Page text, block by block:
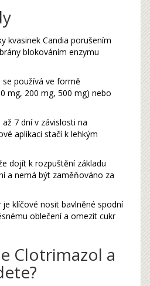
kvasinek Candia porušením
blokováním enzymu
se používá ve formě
mg, 200 mg, 500 mg) nebo
7 dní v závislosti na
aplikaci stačí k lehkým
dojít k rozpuštění základu
a nemá být zaměňováno za
je klíčové nosit bavlněné spodní
oblečení a omezit cukr
Clotrimazol a